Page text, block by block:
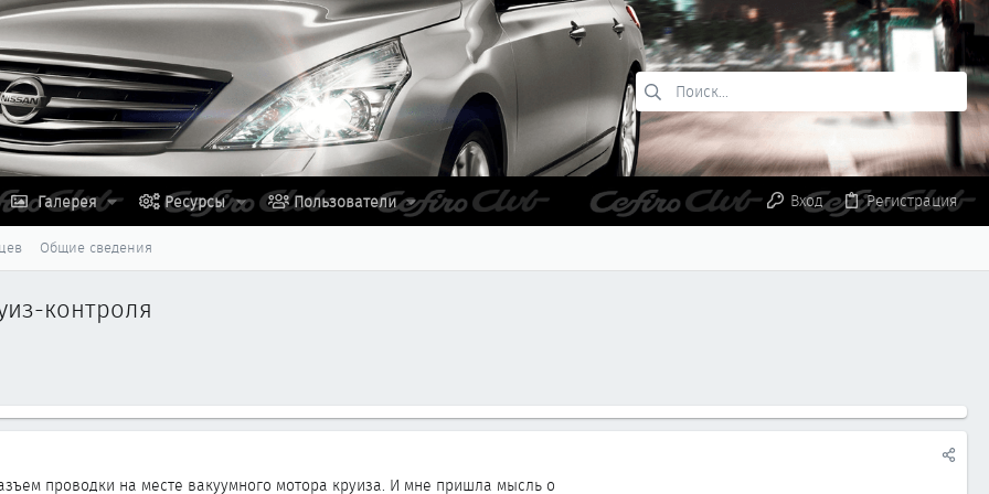
Галерея Ресурсы Пользователи Вход Регистрация
Общие сведения
контроля
проводки на месте вакуумного мотора круиза. И мне пришла мысль о